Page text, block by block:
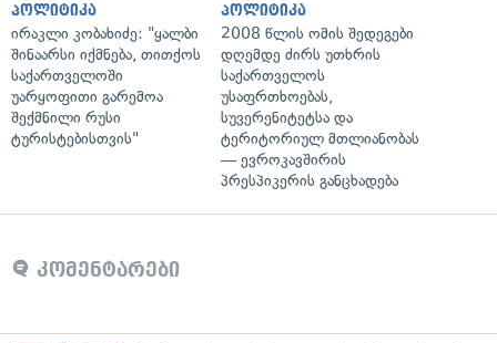
პოლიტიკა
ირაკლი კობახიძე: "ყალბი
შინაარსი იქმნება, თითქოს
საქართველოში
უარყოფითი გარემოა
შექმნილი რუსი
ტურისტებისთვის"
პოლიტიკა
2008 წლის ომის შედეგები
დღემდე ძირს უთხრის
საქართველოს
უსაფრთხოებას,
სუვერენიტეტსა და
ტერიტორიულ მთლიანობას
— ევროკავშირის
პრესპიკერის განცხადება
კომენტარები